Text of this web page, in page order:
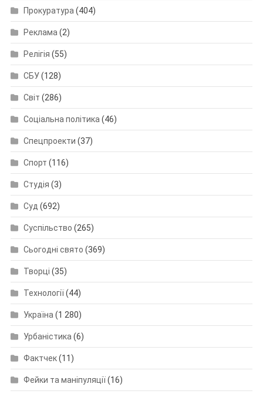
Прокуратура (404)
Реклама (2)
Релігія (55)
СБУ(128)
Світ (286)
Соціальна політика (46)
Спецпроекти (37)
Спорт (116)
Студія (3)
Суд (692)
Суспільство (265)
Сьогодні свято (369)
Творці (35)
Технології(44)
Україна (1 280)
Урбаністика (6)
Фактчек(11)
Фейки та маніпуляції(16)